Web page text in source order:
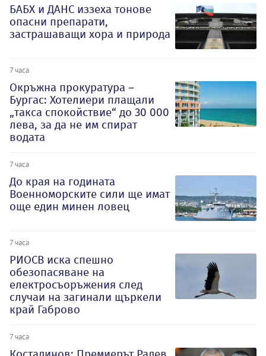
БАБХ и ДАНС иззеха тонове
опасни препарати,
застрашаващи хора и природа
7 часа
Окръжна прокуратура –
Бургас: Хотелиери плащали
„такса спокойствие“ до 30 000
лева, за да не им спират
водата
7 часа
До края на годината
Военноморските сили ще имат
още един минен ловец
7 часа
РИОСВ иска спешно
обезопасяване на
електросъоръжения след
случаи на загинали щъркели
край Габрово
7 часа